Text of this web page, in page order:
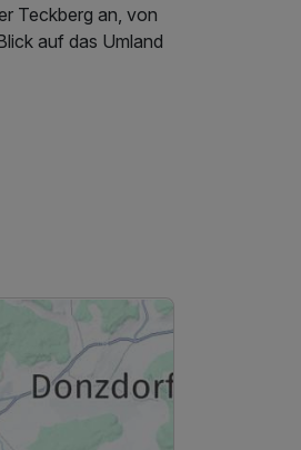
Teckberg an, von
auf das Umland